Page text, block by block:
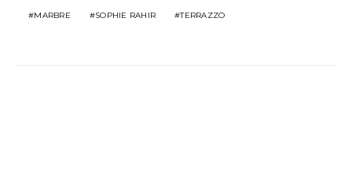
MARBRE
SOPHIE RAHIR TERRAZZO